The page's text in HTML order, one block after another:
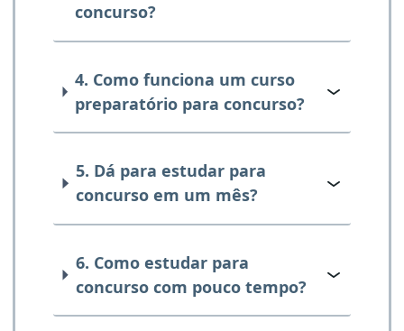
concurso?
4. Como funciona um curso
preparatório para concurso?
5. Dá para estudar para
concurso em um mês?
6. Como estudar para
concurso com pouco tempo?